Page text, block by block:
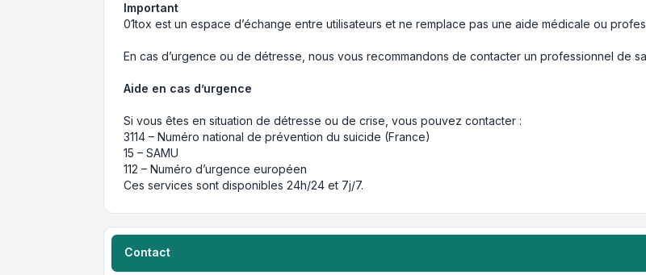
Important
01tox est un espace d’échange entre utilisateurs et ne remplace pas une aide médicale ou
En cas d’urgence ou de détresse, nous vous recommandons de contacter un professionnel de
Aide en cas d’urgence
Si vous êtes en situation de détresse ou de crise, vous pouvez contacter :
3114 – Numéro national de prévention du suicide (France)
15 – SAMU
112 – Numéro d’urgence européen
Ces services sont disponibles 24h/24 et 7j/7.
Contact